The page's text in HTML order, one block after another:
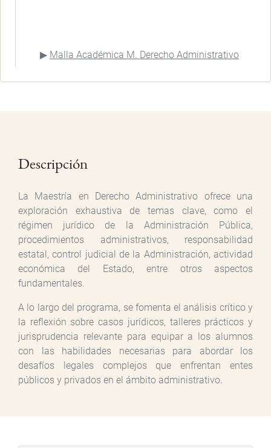
Malla Académica M. Derecho Administrativo
Descripción
La Maestría en Derecho Administrativo ofrece una
exploración exhaustiva de temas clave, como el
régimen jurídico de la Administración Pública,
procedimientos administrativos, responsabilidad
estatal, control judicial de la Administración, actividad
económica del Estado, entre otros aspectos
fundamentales.
A lo largo del programa, se fomenta el análisis crítico y
la reflexión sobre casos jurídicos, talleres prácticos y
jurisprudencia relevante para equipar a los alumnos
con las habilidades necesarias para abordar los
desafíos legales complejos que enfrentan entes
públicos y privados en el ámbito administrativo.